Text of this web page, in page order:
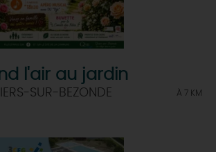
l'air au jardin
SUR-BEZONDE À 7 KM